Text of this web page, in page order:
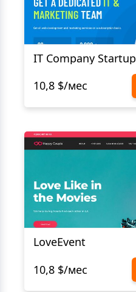
IT Company Startup
10,8 $/мес
LoveEvent
10,8 $/мес